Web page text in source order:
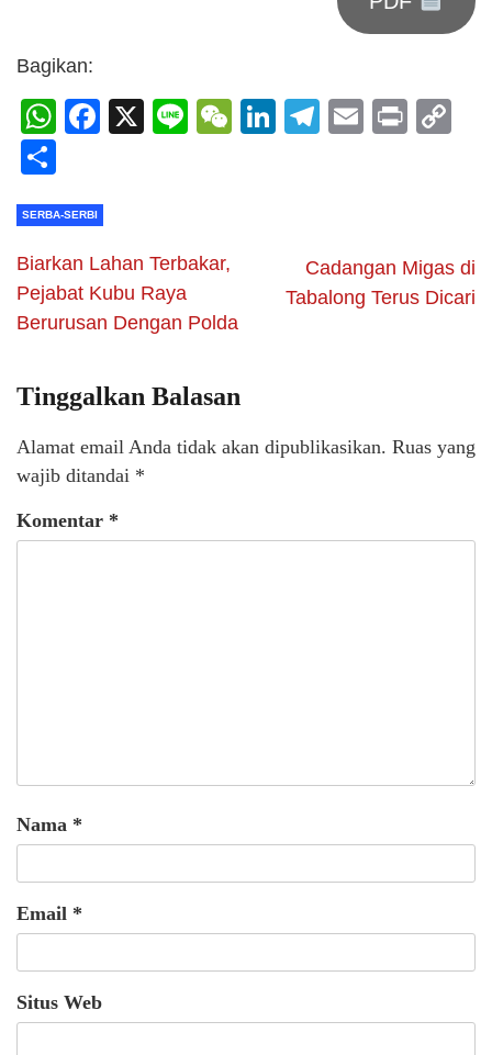
Bagikan:
WhatsApp
Facebook
X LineWeChat
LinkedIn
Telegram
Email
Print
SERBA-SERBI
Biarkan Lahan Terbakar,
Pejabat Kubu Raya
Berurusan Dengan Polda
Cadangan Migas di
Tabalong Terus Dicari
Tinggalkan Balasan
Alamat email Anda tidak akan dipublikasikan. Ruas yang
wajib ditandai *
Komentar *
Nama *
Email *
Situs Web